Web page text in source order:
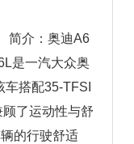
简介：奥迪A6
是一汽大众奥
搭配35-TFSI
了运动性与舒
的行驶舒适